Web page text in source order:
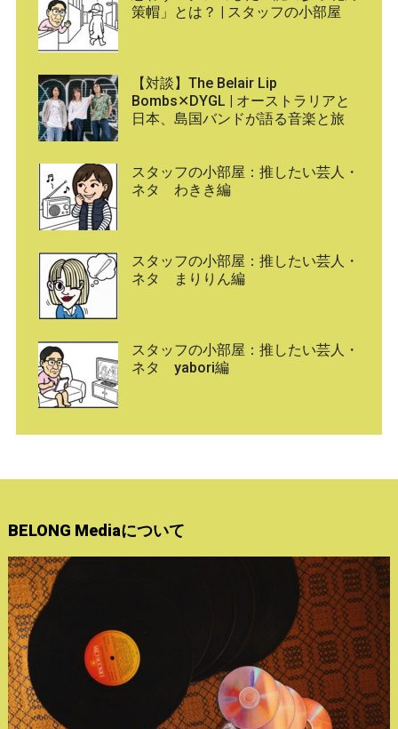
策帽」とは？ | スタッフの小部屋
【対談】The Belair Lip
Bombs✕DYGL | オーストラリアと
日本、島国バンドが語る音楽と旅
スタッフの小部屋：推したい芸人・
ネタ わきき編
スタッフの小部屋：推したい芸人・
ネタ まりりん編
スタッフの小部屋：推したい芸人・
ネタ yabori編
BELONG Mediaについて